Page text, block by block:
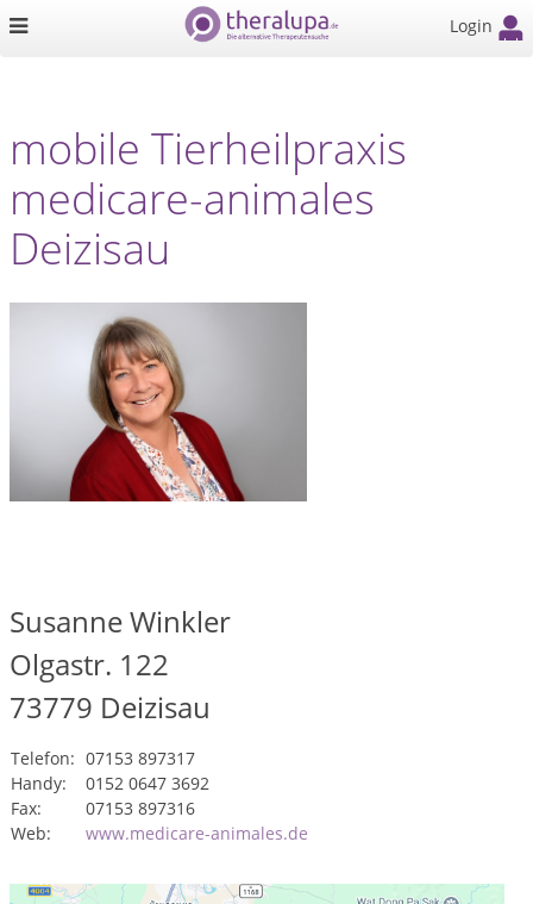
Login
mobile Tierheilpraxis
medicare-animales
Deizisau
Susanne Winkler
Olgastr. 122
73779 Deizisau
Telefon: 07153 897317
Handy:
0152 0647 3692
Fax:
07153 897316
Web:
www.medicare-animales.de